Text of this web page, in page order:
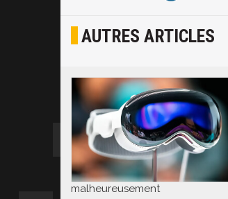
Joyeux
Excité
AUTRES ARTICLES
malheureusement